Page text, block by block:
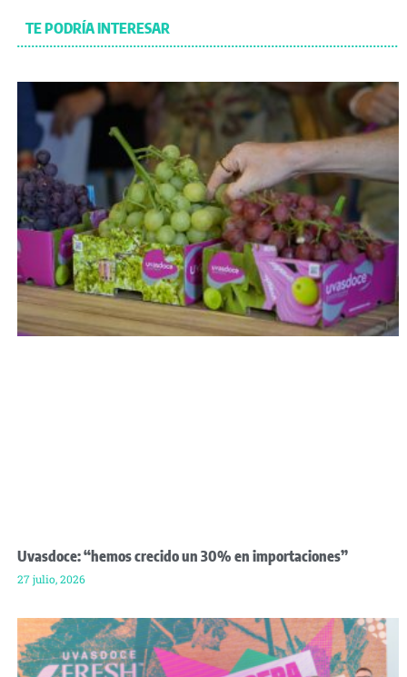
TE PODRÍA INTERESAR
Uvasdoce: “hemos crecido un 30% en importaciones”
27 julio, 2026